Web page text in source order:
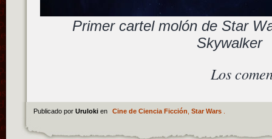
Primer cartel molón de Star
Skywalker
Los
Publicado por Uruloki en Cine de Ciencia Ficción Star Wars.